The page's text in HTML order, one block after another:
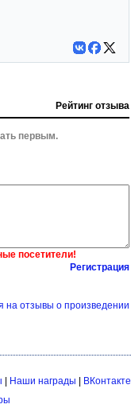
Рейтинг отзыва
первым.
посетители!
Регистрация
на отзывы о произведении
Наши награды
ВКонтакте